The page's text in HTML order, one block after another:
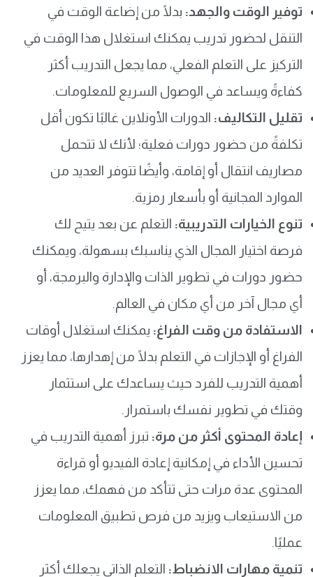
توفير الوقت والجهد: بدلًا من إضاعة الوقت في
التنقل لحضور تدريب يمكنك استغلال هذا الوقت في
التركيز على التعلم الفعلي، مما يجعل التدريب أكثر
كفاءةً ويساعد في الوصول السريع للمعلومات.
تقليل التكاليف: الدورات الأونلاين غالبًا تكون أقل
تكلفةً من حضور دورات فعلية؛ لأنك لا تتحمل
مصاريف انتقال أو إقامة، وأيضًا تتوفر العديد من
الموارد المجانية أو بأسعار رمزية.
تنوع الخيارات التدريبية: التعلم عن بعد يتيح لك
فرصة اختيار المجال الذي يناسبك بسهولة، ويمكنك
حضور دورات في تطوير الذات والإدارة والبرمجة، أو
أي مجال آخر من أي مكان في العالم.
الاستفادة من وقت الفراغ: يمكنك استغلال أوقات
الفراغ أو الإجازات في التعلم بدلًا من إهدارها، مما يعزز
أهمية التدريب للفرد حيث يساعدك على استثمار
وقتك في تطوير نفسك باستمرار.
إعادة المحتوى أكثر من مرة: تبرز أهمية التدريب في
تحسين الأداء في إمكانية إعادة الفيديو أو قراءة
المحتوى عدة مرات حتى تتأكد من فهمك، مما يعزز
من الاستيعاب ويزيد من فرص تطبيق المعلومات
عمليًا.
تنمية مهارات الانضباط: التعلم الذاتي يجعلك أكثر